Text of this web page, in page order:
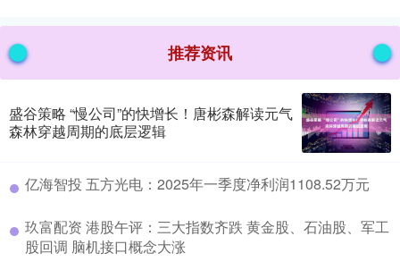
推荐资讯
盛谷策略 “慢公司”的快增长！唐彬森解读元气
森林穿越周期的底层逻辑
​亿海智投 五方光电：2025年一季度净利润1108.52万元
​玖富配资 港股午评：三大指数齐跌 黄金股、石油股、军工
股回调 脑机接口概念大涨